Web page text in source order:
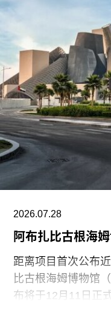
（Just Stop Oil）的
两人高声呼吁英国
后，其中一人将红
场观众惊呼，两人
此次行动发生时，
动的现场。就在该
候行动人士因向文
葵》的玻璃罩泼洒
陪审团获悉，毕加
地面的红色水性颜
石踢脚线。此次事
失，其中仅约270英
展厅等支出。辩方
定采用何种修复方
害，但这一论点最
2026.07.28
阿布扎比古根海
距离项目首次公布
比古根海姆博物馆
布将于12月11日正